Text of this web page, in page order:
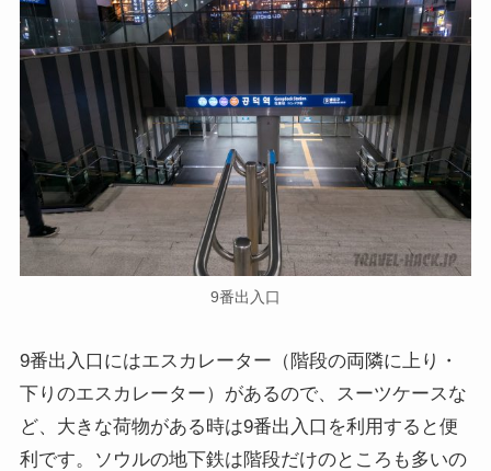
9番出入口
9番出入口にはエスカレーター（階段の両隣に上り・
下りのエスカレーター）があるので、スーツケースな
ど、大きな荷物がある時は9番出入口を利用すると便
利です。ソウルの地下鉄は階段だけのところも多いの